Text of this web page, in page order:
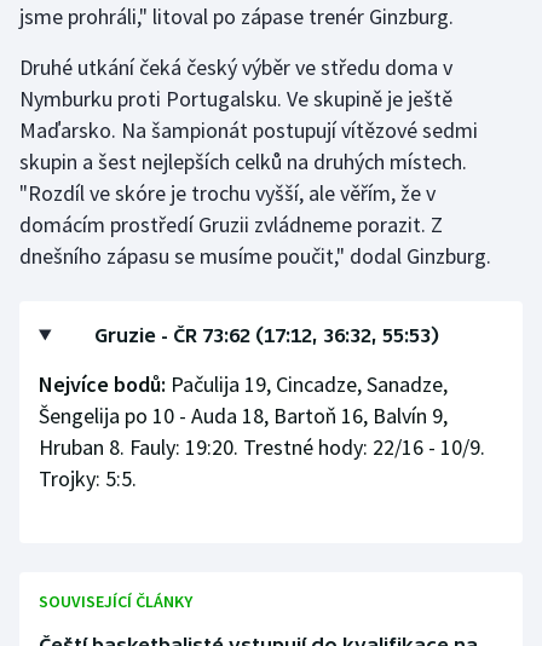
jsme prohráli," litoval po zápase trenér Ginzburg.
Druhé utkání čeká český výběr ve středu doma v
Nymburku proti Portugalsku. Ve skupině je ještě
Maďarsko. Na šampionát postupují vítězové sedmi
skupin a šest nejlepších celků na druhých místech.
"Rozdíl ve skóre je trochu vyšší, ale věřím, že v
domácím prostředí Gruzii zvládneme porazit. Z
dnešního zápasu se musíme poučit," dodal Ginzburg.
Gruzie - ČR 73:62 (17:12, 36:32, 55:53)
Nejvíce bodů: Pačulija 19, Cincadze, Sanadze,
Šengelija po 10 - Auda 18, Bartoň 16, Balvín 9,
Hruban 8. Fauly: 19:20. Trestné hody: 22/16 - 10/9.
Trojky: 5:5.
SOUVISEJÍCÍ ČLÁNKY